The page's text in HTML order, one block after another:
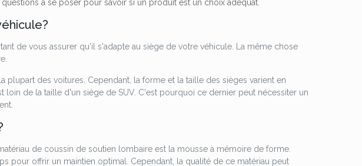
à se poser pour savoir si un produit est un choix adéquat.
de vous assurer qu'il s'adapte au siège de votre véhicule. La même chose
plupart des voitures. Cependant, la forme et la taille des sièges varient en
loin de la taille d'un siège de SUV. C'est pourquoi ce dernier peut nécessiter un
de coussin de soutien lombaire est la mousse à mémoire de forme.
pour offrir un maintien optimal. Cependant, la qualité de ce matériau peut